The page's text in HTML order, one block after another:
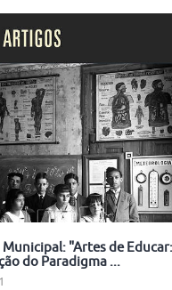
"Artes de Educar:
do Paradigma ...